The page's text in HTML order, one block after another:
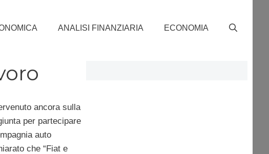
ANALISI FINANZIARIA ECONOMIA
ancora sulla
per partecipare
auto
che “Fiat e